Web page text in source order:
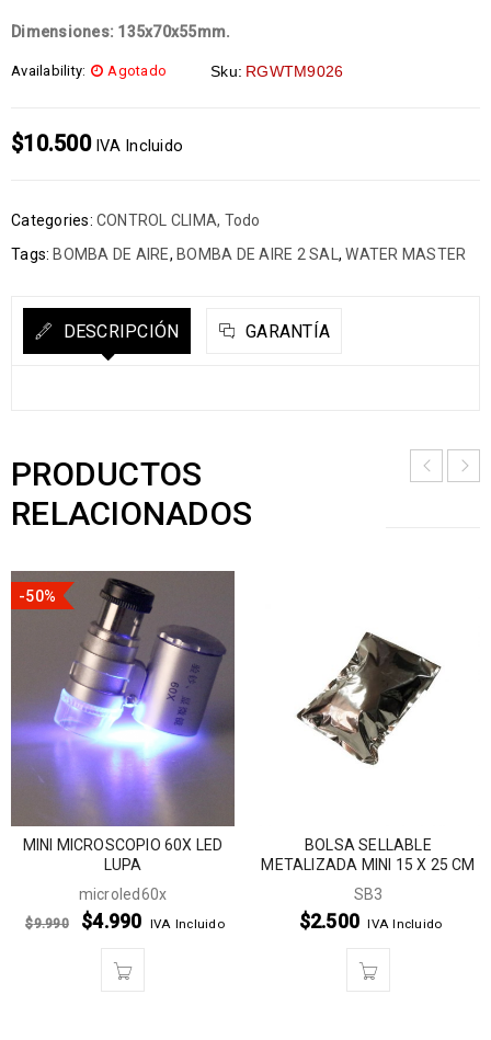
Dimensiones: 135x70x55mm.
Availability: Agotado Sku: RGWTM9026
$10.500 IVA Incluido
Categories: CONTROL CLIMA, Todo
Tags: BOMBA DE AIRE, BOMBA DE AIRE 2 SAL ,WATER MASTER
DESCRIPCIÓN GARANTÍA
PRODUCTOS
RELACIONADOS
-50%
MINI MICROSCOPIO 60X LED
LUPA
microled60x
$9.990 $4.990 IVA Incluido
BOLSA SELLABLE
METALIZADA MINI 15 X 25 CM
SB3
$2.500 IVA Incluido